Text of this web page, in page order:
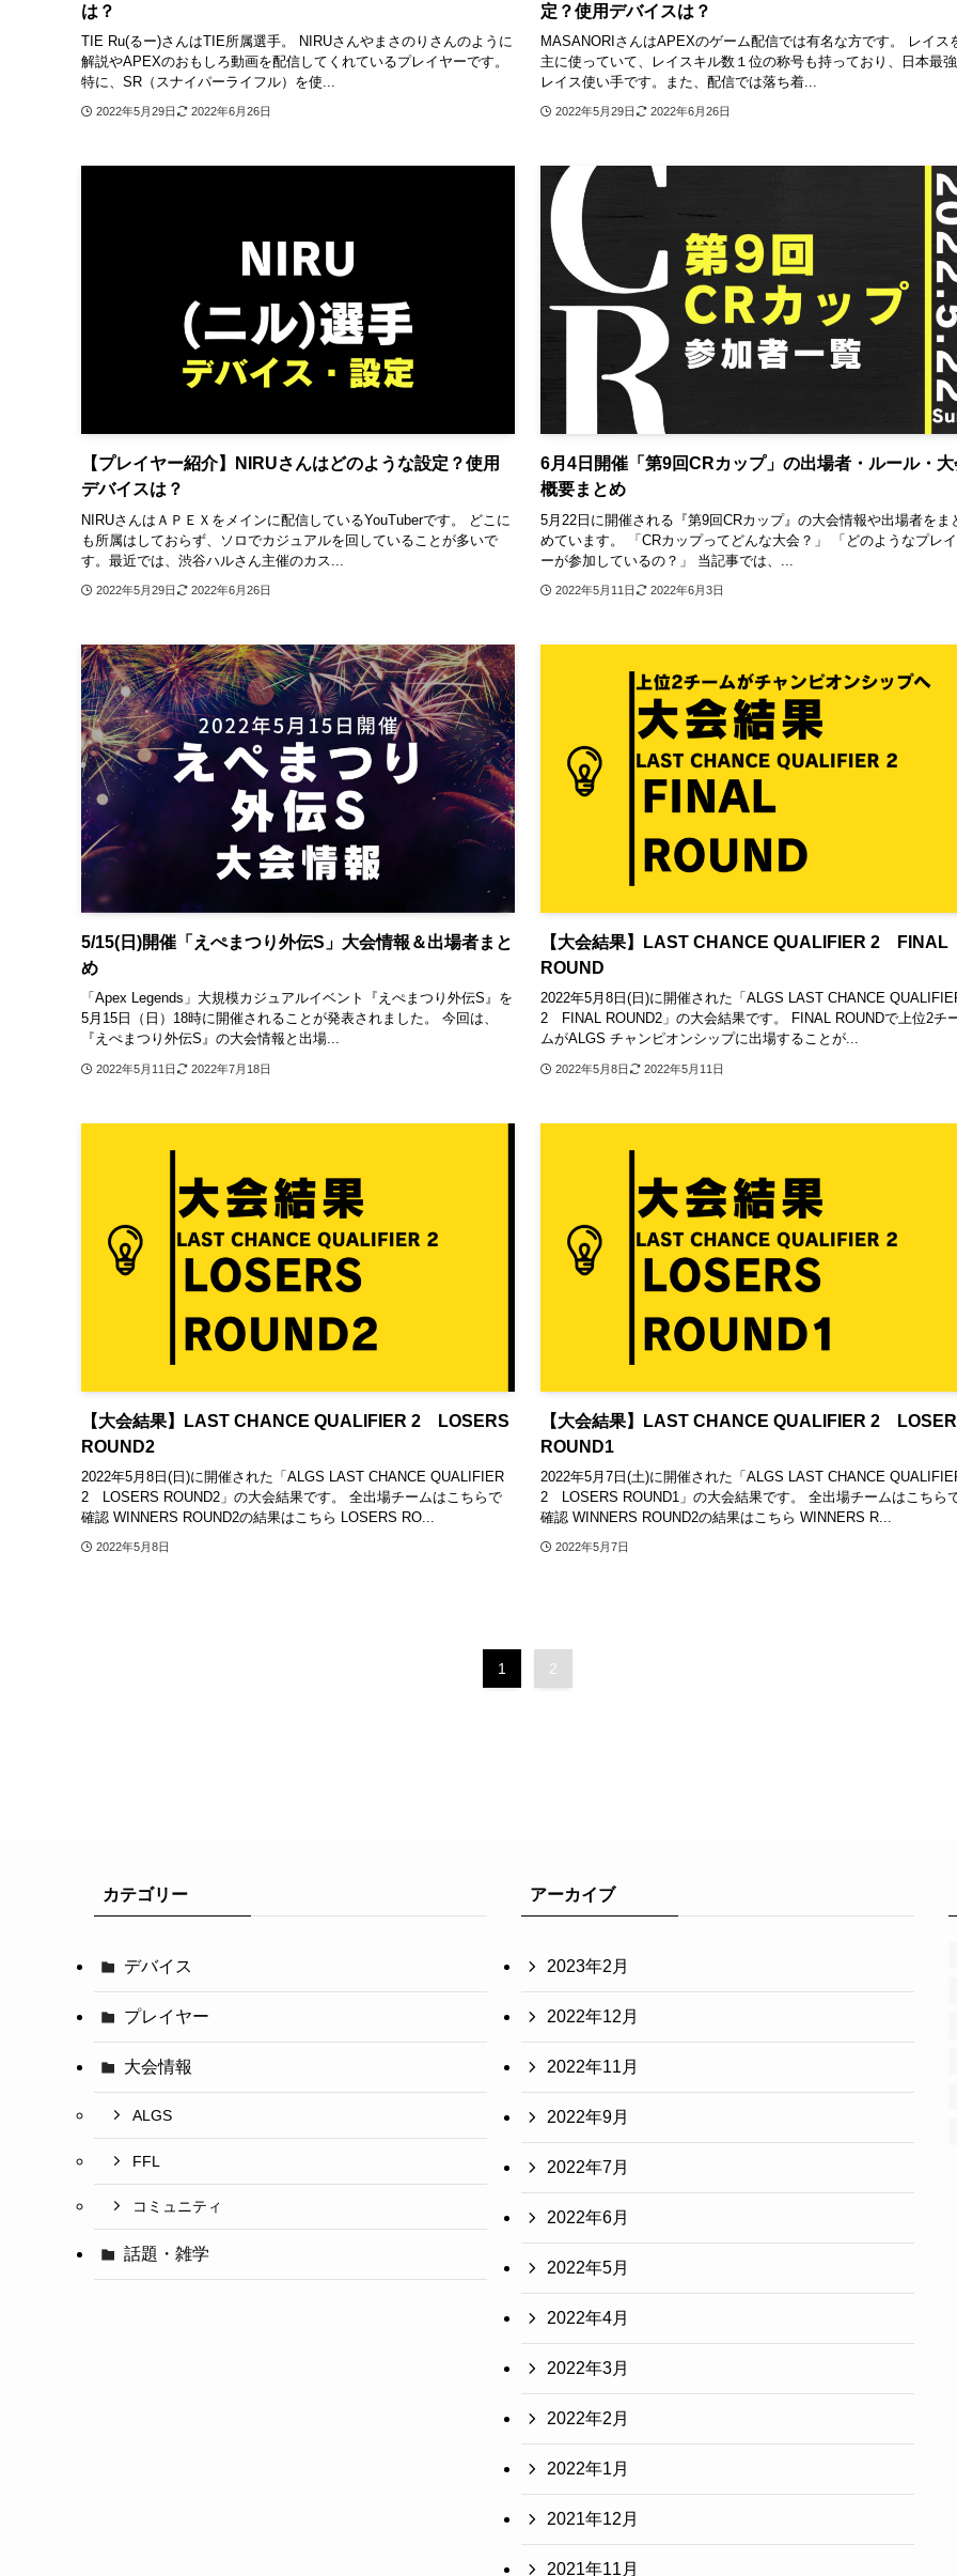
は？
TIE Ru(るー)さんはTIE所属選手。 NIRUさんやまさのりさんのように
解説やAPEXのおもしろ動画を配信してくれているプレイヤーです。
特に、SR（スナイパーライフル）を使...
2022年5月29日 2022年6月26日
定？使用デバイスは？
MASANORIさんはAPEXのゲーム配信では有名な方です。 レイス
主に使っていて、レイスキル数１位の称号も持っており、日本最
レイス使い手です。また、配信では落ち着...
2022年5月29日 2022年6月26日
【プレイヤー紹介】NIRUさんはどのような設定？使用
デバイスは？
NIRUさんはＡＰＥＸをメインに配信しているYouTuberです。 どこに
も所属はしておらず、ソロでカジュアルを回していることが多いで
す。最近では、渋谷ハルさん主催のカス...
2022年5月29日 2022年6月26日
6月4日開催「第9回CRカップ」の出場者・ルール・大
概要まとめ
5月22日に開催される『第9回CRカップ』の大会情報や出場者をま
めています。 「CRカップってどんな大会？」 「どのようなプレ
ーが参加しているの？」 当記事では、...
2022年5月11日 2022年6月3日
5/15(日)開催「えぺまつり外伝S」大会情報＆出場者まと
め
「Apex Legends」大規模カジュアルイベント『えぺまつり外伝S』を
5月15日（日）18時に開催されることが発表されました。 今回は、
『えぺまつり外伝S』の大会情報と出場...
2022年5月11日 2022年7月18日
【大会結果】LAST CHANCE QUALIFIER 2 FINAL
ROUND
2022年5月8日(日)に開催された「ALGS LAST CHANCE
2 FINAL ROUND2」の大会結果です。 FINAL ROUNDで上位2チ
ムがALGS チャンピオンシップに出場することが...
2022年5月8日 2022年5月11日
【大会結果】LAST CHANCE QUALIFIER 2 LOSERS
ROUND2
2022年5月8日(日)に開催された「ALGS LAST CHANCE QUALIFIER
2 LOSERS ROUND2」の大会結果です。 全出場チームはこちらで
確認 WINNERS ROUND2の結果はこちら LOSERS RO...
2022年5月8日
【大会結果】LAST CHANCE QUALIFIER 2
ROUND1
2022年5月7日(土)に開催された「ALGS LAST CHANCE
2 LOSERS ROUND1」の大会結果です。 全出場チームはこちら
確認 WINNERS ROUND2の結果はこちら WINNERS R...
2022年5月7日
1 2
カテゴリー
デバイス
プレイヤー
大会情報
ALGS
FFL
コミュニティ
話題・雑学
アーカイブ
2023年2月
2022年12月
2022年11月
2022年9月
2022年7月
2022年6月
2022年5月
2022年4月
2022年3月
2022年2月
2022年1月
2021年12月
2021年11月